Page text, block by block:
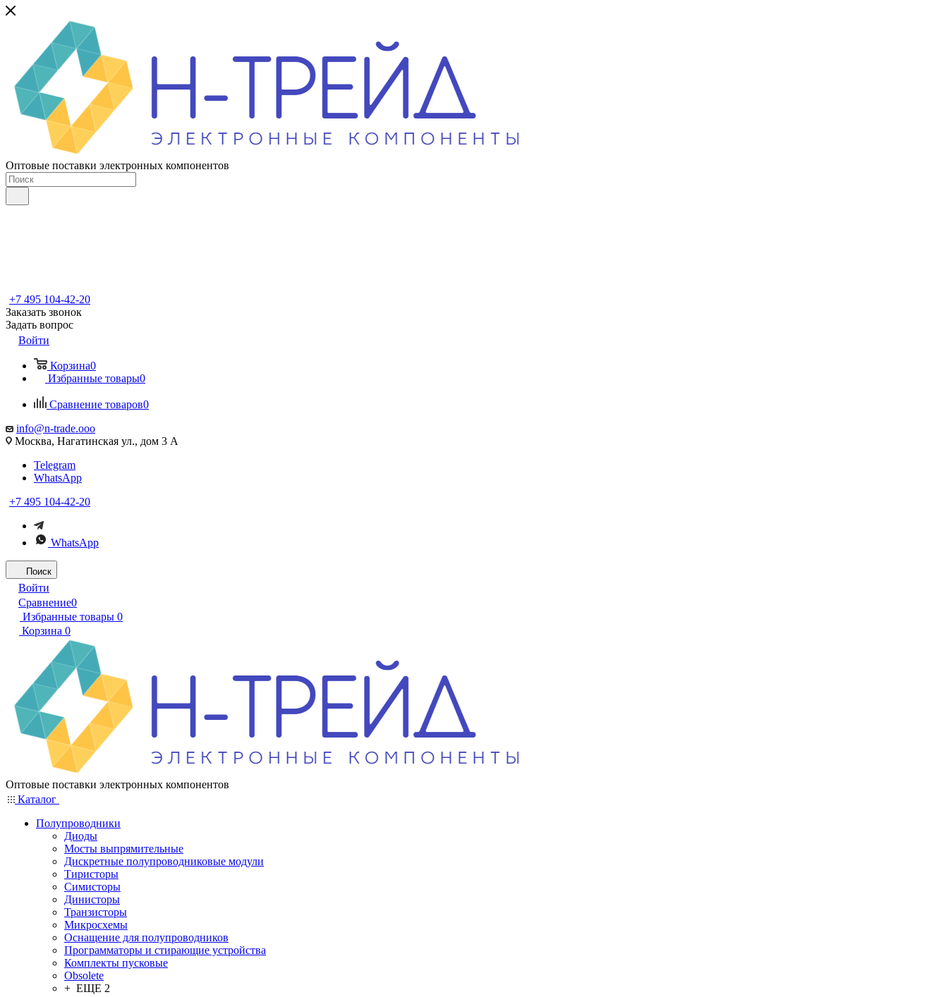
Оптовые поставки электронных компонентов
+7 495 104-42-20
Заказать звонок
Задать вопрос
Войти
Корзина0
Избранные товары0
Сравнение товаров0
info@n-trade.ooo
Москва, Нагатинская ул., дом 3 А
Telegram
WhatsApp
+7 495 104-42-20
WhatsApp
Поиск
Войти
Сравнение0
Избранные товары 0
Корзина 0
Оптовые поставки электронных компонентов
Каталог
Полупроводники
Диоды
Мосты выпрямительные
Дискретные полупроводниковые модули
Тиристоры
Симисторы
Динисторы
Транзисторы
Микросхемы
Оснащение для полупроводников
Программаторы и стирающие устройства
Комплекты пусковые
Obsolete
+ ЕЩЕ 2